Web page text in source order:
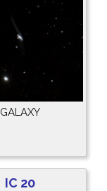
GALAXY
IC 20